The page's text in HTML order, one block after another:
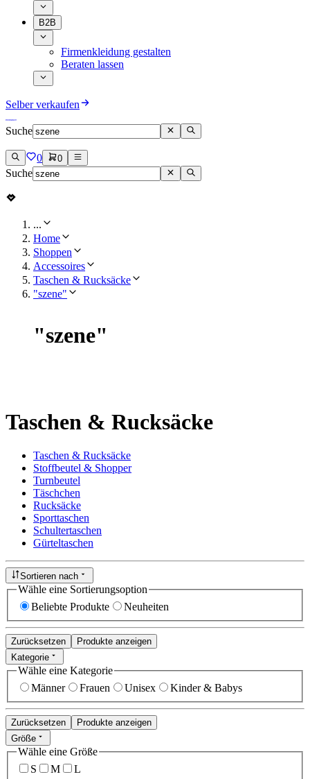
B2B
Firmenkleidung gestalten
Beraten lassen
Selber verkaufen
Suche
0 0
Suche
...
Home
Shoppen
Accessoires
Taschen & Rucksäcke
"szene"
"szene"
Taschen & Rucksäcke
Taschen & Rucksäcke
Stoffbeutel & Shopper
Turnbeutel
Täschchen
Rucksäcke
Sporttaschen
Schultertaschen
Gürteltaschen
Sortieren nach
Wähle eine Sortierungsoption
Beliebte Produkte
Neuheiten
Zurücksetzen
Produkte anzeigen
Kategorie
Wähle eine Kategorie
Männer
Frauen Unisex Kinder & Babys
Zurücksetzen
Produkte anzeigen
Größe
Wähle eine Größe
S
M L